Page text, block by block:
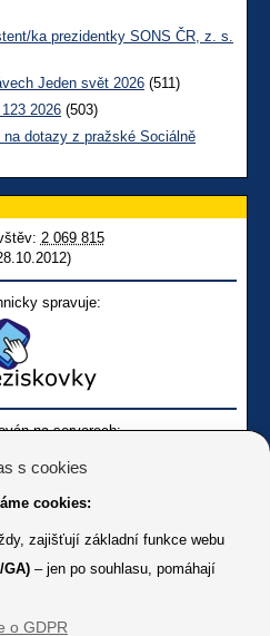
ka prezidentky SONS ČR, z. s.
Jeden svět 2026 (511)
2026 (503)
dotazy z pražské Sociálně
2 069 815
spravuje:
na serverech:
s cookies
cookies:
zajišťují základní funkce webu
– jen po souhlasu, pomáhají
o GDPR